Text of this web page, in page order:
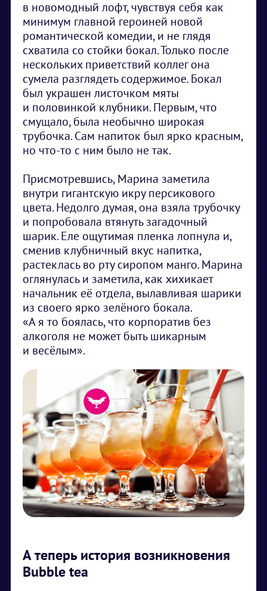
в новомодный лофт, чувствуя себя как
минимум главной героиней новой
романтической комедии, и не глядя
схватила со стойки бокал. Только после
нескольких приветствий коллег она
сумела разглядеть содержимое. Бокал
был украшен листочком мяты
и половинкой клубники. Первым, что
смущало, была необычно широкая
трубочка. Сам напиток был ярко красным,
но что-то с ним было не так.
Присмотревшись, Марина заметила
внутри гигантскую икру персикового
цвета. Недолго думая, она взяла трубочку
и попробовала втянуть загадочный
шарик. Еле ощутимая пленка лопнула и,
сменив клубничный вкус напитка,
растеклась во рту сиропом манго. Марина
оглянулась и заметила, как хихикает
начальник её отдела, вылавливая шарики
из своего ярко зелёного бокала.
«А я то боялась, что корпоратив без
алкоголя не может быть шикарным
и весёлым».
А теперь история возникновения
Bubble tea